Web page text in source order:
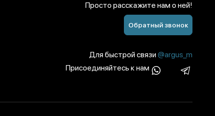
Просто расскажите нам о ней!
Обратный звонок
Для быстрой связи@argus_m
Присоединяйтесь к нам